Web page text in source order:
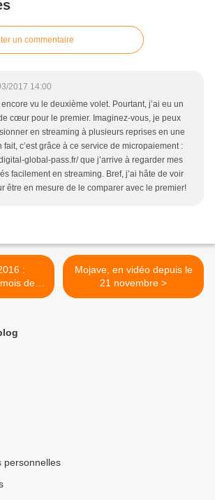
un commentaire
2017 14:00
encore vu le deuxième volet. Pourtant, j’ai eu un
cœur pour le premier. Imaginez-vous, je peux
en streaming à plusieurs reprises en une
fait, c’est grâce à ce service de micropaiement :
global-pass.fr/ que j’arrive à regarder mes
facilement en streaming. Bref, j’ai hâte de voir
être en mesure de le comparer avec le premier!
de
Mojave, en vidéo depuis le
21 novembre >
personnelles